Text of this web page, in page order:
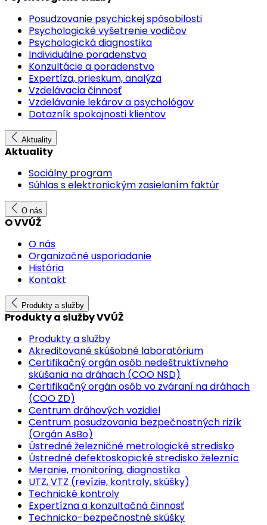
Posudzovanie psychickej spôsobilosti
Psychologické vyšetrenie vodičov
Psychologická diagnostika
Individuálne poradenstvo
Konzultácie a poradenstvo
Expertíza, prieskum, analýza
Vzdelávacia činnosť
Vzdelávanie lekárov a psychológov
Dotazník spokojnosti klientov
Aktuality
Aktuality
Sociálny program
Súhlas s elektronickým zasielaním faktúr
O nás
O VVÚŽ
O nás
Organizačné usporiadanie
História
Kontakt
Produkty a služby
Produkty a služby VVÚŽ
Produkty a služby
Akreditované skúšobné laboratórium
Certifikačný orgán osôb nedeštruktívneho
skúšania na dráhach (COO NSD)
Certifikačný orgán osôb vo zváraní na dráhach
(COO ZD)
Centrum dráhových vozidiel
Centrum posudzovania bezpečnostných rizík
(Orgán AsBo)
Ústredné železničné metrologické stredisko
Ústredné defektoskopické stredisko železníc
Meranie, monitoring, diagnostika
UTZ, VTZ (revízie, kontroly, skúšky)
Technické kontroly
Expertízna a konzultačná činnosť
Technicko-bezpečnostné skúšky